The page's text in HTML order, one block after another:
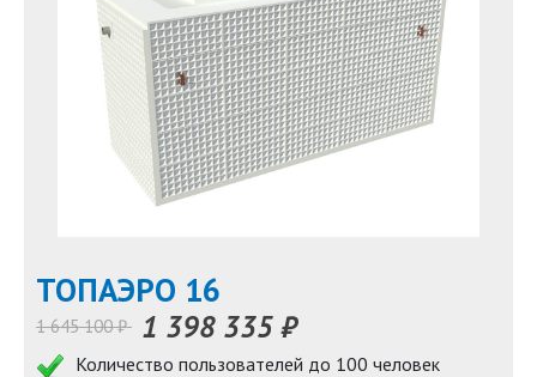
TOПАЭРО 16
1 645 100 ₽ 1 398 335 ₽
Количество пользователей до 100 человек